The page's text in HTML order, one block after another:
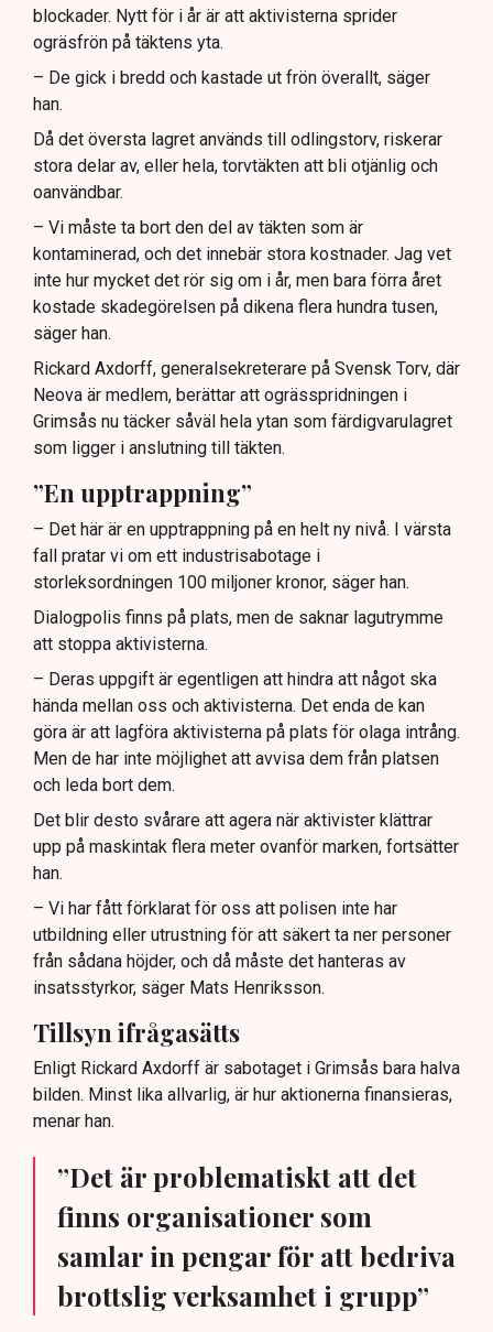
blockader. Nytt för i år är att aktivisterna sprider
ogräsfrön på täktens yta.
– De gick i bredd och kastade ut frön överallt, säger
han.
Då det översta lagret används till odlingstorv, riskerar
stora delar av, eller hela, torvtäkten att bli otjänlig och
oanvändbar.
– Vi måste ta bort den del av täkten som är
kontaminerad, och det innebär stora kostnader. Jag vet
inte hur mycket det rör sig om i år, men bara förra året
kostade skadegörelsen på dikena flera hundra tusen,
säger han.
Rickard Axdorff, generalsekreterare på Svensk Torv, där
Neova är medlem, berättar att ogrässpridningen i
Grimsås nu täcker såväl hela ytan som färdigvarulagret
som ligger i anslutning till täkten.
”En upptrappning”
– Det här är en upptrappning på en helt ny nivå. I värsta
fall pratar vi om ett industrisabotage i
storleksordningen 100 miljoner kronor, säger han.
Dialogpolis finns på plats, men de saknar lagutrymme
att stoppa aktivisterna.
– Deras uppgift är egentligen att hindra att något ska
hända mellan oss och aktivisterna. Det enda de kan
göra är att lagföra aktivisterna på plats för olaga intrång.
Men de har inte möjlighet att avvisa dem från platsen
och leda bort dem.
Det blir desto svårare att agera när aktivister klättrar
upp på maskintak flera meter ovanför marken, fortsätter
han.
– Vi har fått förklarat för oss att polisen inte har
utbildning eller utrustning för att säkert ta ner personer
från sådana höjder, och då måste det hanteras av
insatsstyrkor, säger Mats Henriksson.
Tillsyn ifrågasätts
Enligt Rickard Axdorff är sabotaget i Grimsås bara halva
bilden. Minst lika allvarlig, är hur aktionerna finansieras,
menar han.
”Det är problematiskt att det
finns organisationer som
samlar in pengar för att bedriva
brottslig verksamhet i grupp”